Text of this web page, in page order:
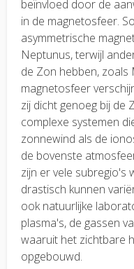
beïnvloed door de
in de magnetosfeer.
asymmetrische
Neptunus, terwijl
de Zon hebben, zoals
magnetosfeer
zij dicht genoeg bij de
complexe systemen
zonnewind als de
de bovenste
zijn er vele subregio's
drastisch kunnen
ook natuurlijke
plasma's, de gassen
waaruit het zichtbare
opgebouwd.